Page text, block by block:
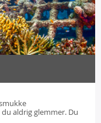
aldrig glemmer. Du